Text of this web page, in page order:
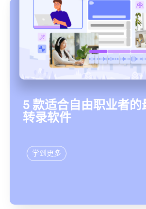
5 款适合自由职业者的
转录软件
学到更多